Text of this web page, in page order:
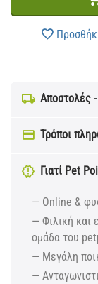
Αποστολές
Τρόποι
Γιατί Pet
— Online &
— Φιλική και
ομάδα του
— Μεγάλη
—